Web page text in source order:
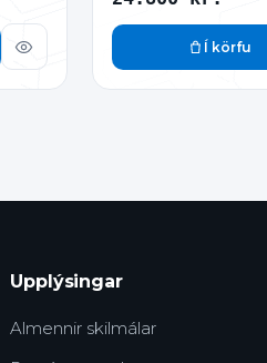
Í körfu
Upplýsingar
Almennir skilmálar